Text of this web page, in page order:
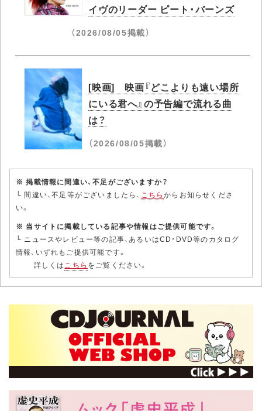
イヴのリーダー ピート・バーンズ
（2026/08/05掲載）
[映画] 映画『どこよりも遠い場所
にいる君へ』の予告編で流れる曲
は？
（2026/08/05掲載）
※ 掲載情報に間違い、不足がございますか？
└ 間違い、不足等がございましたら、 こちらからお知らせくださ
い。
※ 当サイトに掲載している記事や情報はご提供可能です。
└ ニュースやレビュー等の記事、あるいはCD・DVD等のカタログ
情報、いずれもご提供可能です。
詳しくはこちら をご覧ください。